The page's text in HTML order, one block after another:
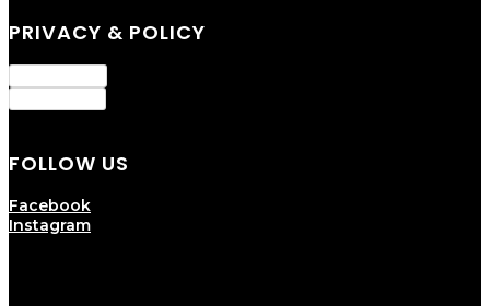
PRIVACY & POLICY
FOLLOW US
Facebook
Instagram